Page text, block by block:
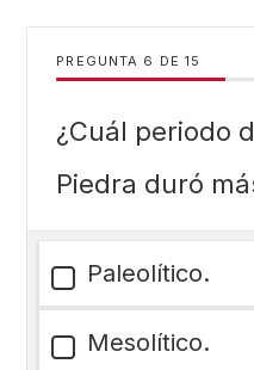
PREGUNTA DE 15
¿Cuál periodo
Piedra duró
Paleolítico.
Mesolítico.